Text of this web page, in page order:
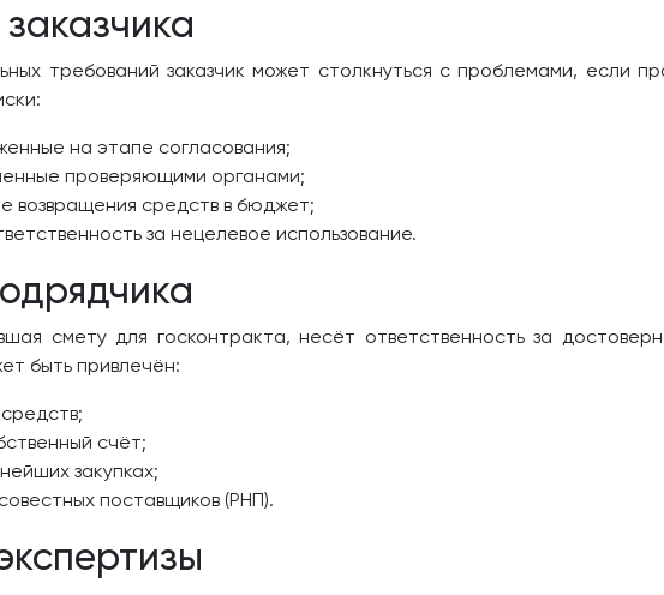
требований заказчик может столкнуться с проблемами, если
на этапе согласования;
проверяющими органами;
возвращения средств в бюджет;
за нецелевое использование.
смету для госконтракта, несёт ответственность за
быть привлечён:
счёт;
закупках;
поставщиков (РНП).